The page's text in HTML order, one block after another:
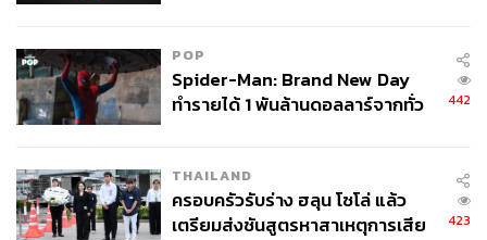
POP
Spider-Man: Brand New Day
ทำรายได้ 1 พันล้านดอลลาร์จากทั่ว
442
THAILAND
ครอบครัวรับร่าง ฮลุน โซโล่ แล้ว
เตรียมส่งชันสูตรหาสาเหตุการเสีย
423